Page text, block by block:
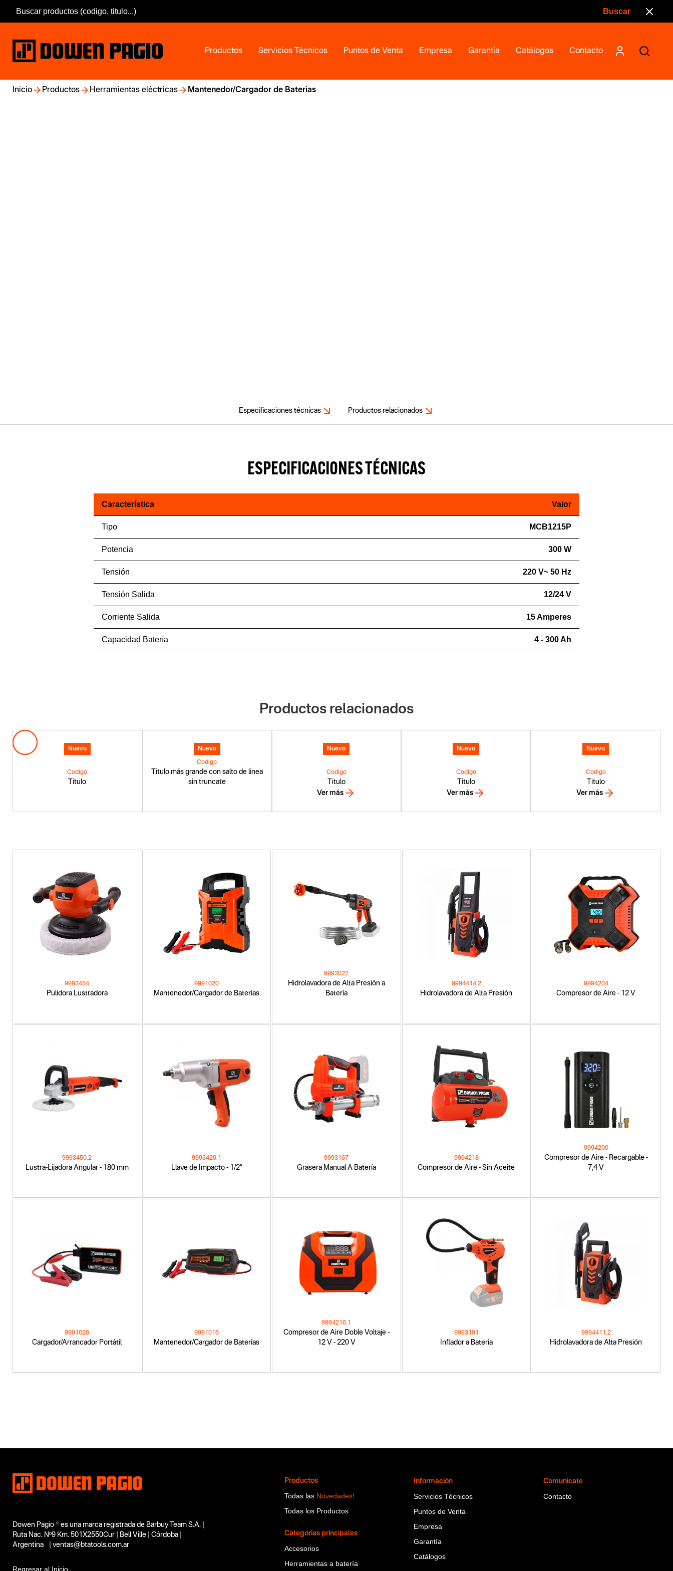
Productos Servicios Técnicos Puntos de Venta Empresa Garantía Catálogos Contacto
Inicio Productos Herramientas eléctricas Mantenedor/Cargador de Baterías
Especificaciones técnicas Productos relacionados
ESPECIFICACIONES TÉCNICAS
Característica Valor
Tipo MCB1215P
Potencia 300 W
Tensión 220 V~ 50 Hz
Tensión Salida 12/24 V
Corriente Salida 15 Amperes
Capacidad Batería 4 - 300 Ah
Productos relacionados
Nuevo
Titulo
Codigo
Nuevo
Titulo más grande con salto de linea
sin truncate
Codigo
Nuevo
Titulo
Codigo
Ver más
Nuevo
Titulo
Codigo
Ver más
Nuevo
Titulo
Codigo
Ver más
Pulidora Lustradora
9993454
Mantenedor/Cargador de Baterías
9991020
Hidrolavadora de Alta Presión a
Batería
9993022
Hidrolavadora de Alta Presión
9994414.2
Compresor de Aire - 12 V
9994204
Lustra-Lijadora Angular - 180 mm
9993450.2
Llave de Impacto - 1/2"
9993420.1
Grasera Manual A Batería
9993167
Compresor de Aire - Sin Aceite
9994218
Compresor de Aire - Recargable -
7,4 V
9994200
Cargador/Arrancador Portátil
9991026
Mantenedor/Cargador de Baterías
9991016
Compresor de Aire Doble Voltaje -
12 V - 220 V
9994216.1
Inflador a Batería
9993191
Hidrolavadora de Alta Presión
9994411.2
Segmentos - pendiente
Automotor
Capacidad
Funcion o uso
No items found.
No items found.
Dowen Pagio ® es una marca registrada de Barbuy Team S.A. |
Ruta Nac. Nº9 Km. 501X2550Cur | Bell Ville | Córdoba |
Argentina | ventas@btatools.com.ar
Regresar al Inicio
Productos
Todas las Novedades!
Todas los Productos
Categorías principales
Accesorios
Herramientas a batería
Información
Servicios Técnicos
Puntos de Venta
Empresa
Garantía
Catálogos
Comunicate
Contacto